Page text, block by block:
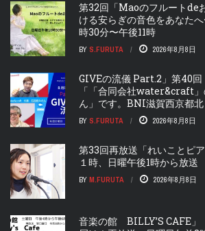
第32回「Maoのフルートde
ける安らぎの音色をあな
時30分〜午後11時
BY S.FURUTA 2026年8月8日
GIVEの流儀 Part.2」第40
「「合同会社water&craft
ん」です。BNI滋賀西京都
BY S.FURUTA 2026年8月8日
第33回再放送「れいことピ
１時、日曜午後1時から放送
BY M.FURUTA 2026年8月8日
音楽の館 BILLY’S CAFE